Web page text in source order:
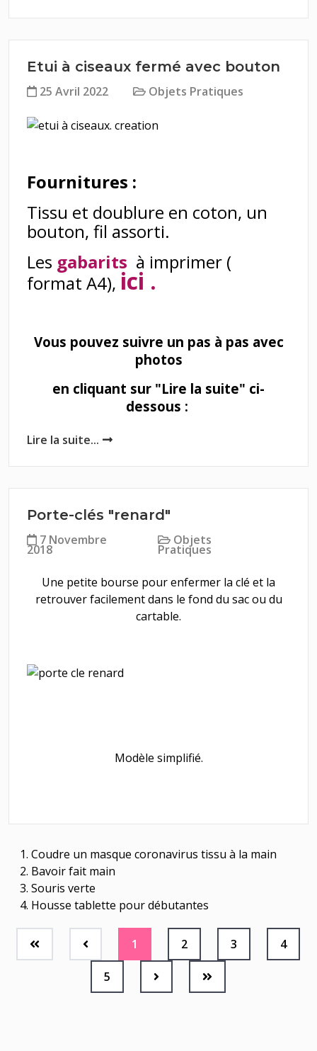
Etui à ciseaux fermé avec bouton
Objets Pratiques
25 Avril 2022
Fournitures :
Tissu et doublure en coton, un
bouton, fil assorti.
Les gabarits à imprimer (
format A4), ici .
Vous pouvez suivre un pas à pas avec
photos
en cliquant sur "Lire la suite" ci-
dessous :
Lire la suite...
Porte-clés "renard"
Objets
Pratiques
7 Novembre
2018
Une petite bourse pour enfermer la clé et la
retrouver facilement dans le fond du sac ou du
cartable.
Modèle simplifié.
Coudre un masque coronavirus tissu à la main
Bavoir fait main
Souris verte
Housse tablette pour débutantes
1 2 3 4
5